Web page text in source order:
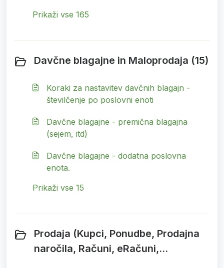
Prikaži vse 165
Davčne blagajne in Maloprodaja (15)
Koraki za nastavitev davčnih blagajn -
številčenje po poslovni enoti
Davčne blagajne - premična blagajna
(sejem, itd)
Davčne blagajne - dodatna poslovna
enota.
Prikaži vse 15
Prodaja (Kupci, Ponudbe, Prodajna
naročila, Računi, eRačuni,